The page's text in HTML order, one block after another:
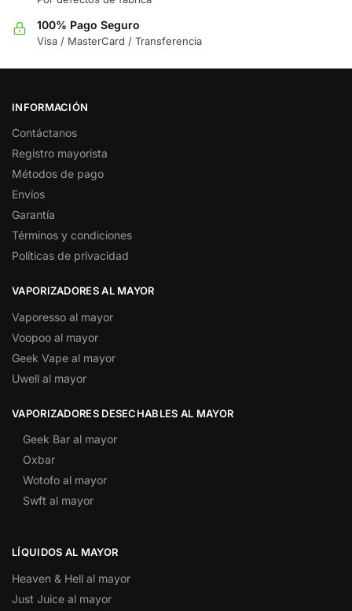
100% Pago Seguro
Visa / MasterCard / Transferencia
INFORMACIÓN
Contáctanos
Registro mayorista
Métodos de pago
Envíos
Garantía
Términos y condiciones
Políticas de privacidad
VAPORIZADORES AL MAYOR
Vaporesso al mayor
Voopoo al mayor
Geek Vape al mayor
Uwell al mayor
VAPORIZADORES DESECHABLES AL MAYOR
Geek Bar al mayor
Oxbar
Wotofo al mayor
Swft al mayor
LÍQUIDOS AL MAYOR
Heaven & Hell al mayor
Just Juice al mayor